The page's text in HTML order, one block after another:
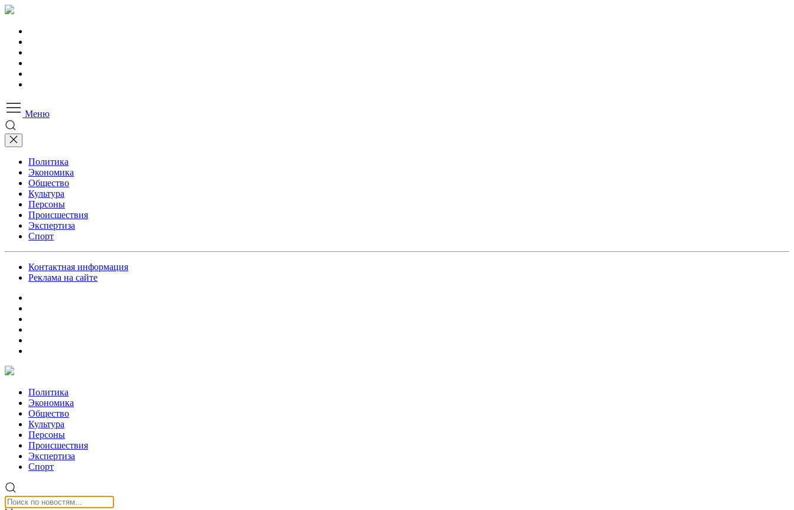
Меню
Политика
Экономика
Общество
Культура
Персоны
Происшествия
Экспертиза
Спорт
Контактная информация
Реклама на сайте
Политика
Экономика
Общество
Культура
Персоны
Происшествия
Экспертиза
Спорт